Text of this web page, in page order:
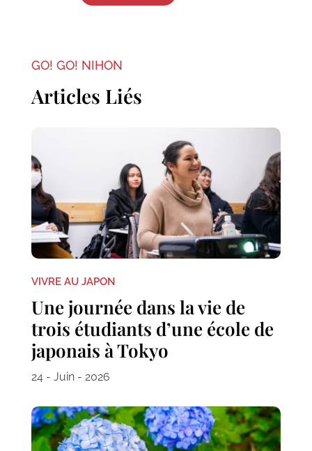
GO! GO! NIHON
Articles Liés
VIVRE AU JAPON
Une journée dans la vie de
trois étudiants d’une école de
japonais à Tokyo
24 - Juin - 2026